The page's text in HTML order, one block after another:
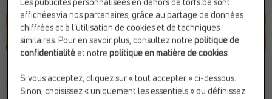
Prix le plus bas précédent :69,97 €
Couleur
Violet
Les publicités personnalisées en dehors de torfs.be sont
affichées via nos partenaires, grâce au partage de données
chiffrées et à l’utilisation de cookies et de techniques
similaires. Pour en savoir plus, consultez notrepolitique de
confidentialité et notrepolitique en matière de cookies.
Si vous acceptez, cliquez sur « tout accepter » ci-dessous.
Sinon, choisissez « uniquement les essentiels » ou définissez